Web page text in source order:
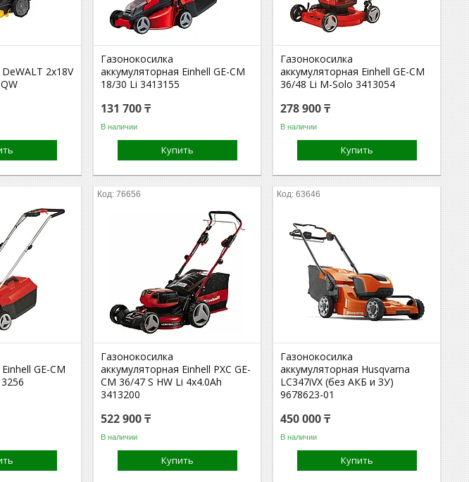
2х18V
Газонокосилка
аккумуляторная Einhell GE-CM
18/30 Li 3413155
131 700 ₸
В наличии
Купить
Газонокосилка
аккумуляторная Einhell GE-CM
36/48 Li M-Solo 3413054
278 900 ₸
В наличии
Купить
GE-CM
76656
Газонокосилка
аккумуляторная Einhell PXC GE-
CM 36/47 S HW Li 4x4.0Ah
3413200
522 900 ₸
В наличии
Купить
63646
Газонокосилка
аккумуляторная Husqvarna
LC347iVX (без АКБ и ЗУ)
9678623-01
450 000 ₸
В наличии
Купить